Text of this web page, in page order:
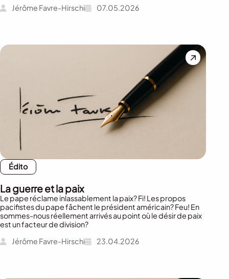
Jérôme Favre-Hirschi
07.05.2026
Édito
La guerre et la paix
Le pape réclame inlassablement la paix? Fi! Les propos
pacifistes du pape fâchent le président américain? Feu! En
sommes-nous réellement arrivés au point où le désir de paix
est un facteur de division?
Jérôme Favre-Hirschi
23.04.2026